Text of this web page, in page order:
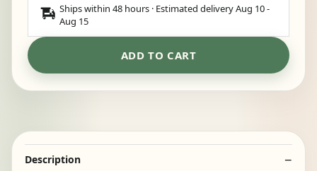
Ships within 48 hours · Estimated deliveryAug 10-
Aug 15
ADD TO CART
Description